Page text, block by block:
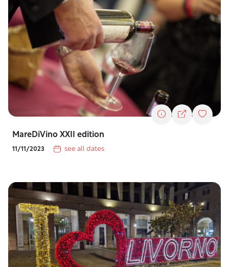
MareDiVino XXII edition
11/11/2023 see all dates